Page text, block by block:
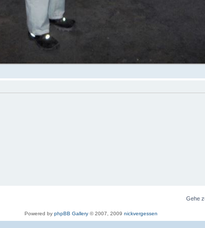
Gehe
Powered by phpBB Gallery© 2007, 2009 nickvergessen